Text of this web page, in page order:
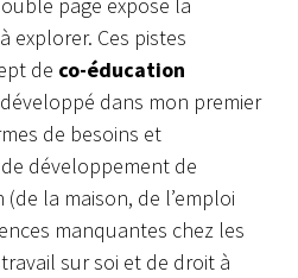
page expose la
explorer. Ces pistes
de co-éducation
développé dans mon premier
de besoins et
développement de
(de la maison, de l’emploi
manquantes chez les
sur soi et de droit à